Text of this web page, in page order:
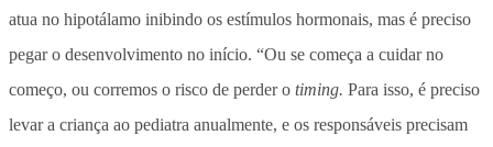
atua no hipotálamo inibindo os estímulos hormonais, mas é preciso
pegar o desenvolvimento no início. “Ou se começa a cuidar no
começo, ou corremos o risco de perder o timing. Para isso, é preciso
levar a criança ao pediatra anualmente, e os responsáveis precisam